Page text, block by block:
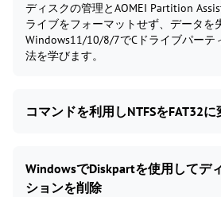
ディスクの管理とAOMEI Partition
ライブをフォーマットせず、データを
Windows11/10/8/7でCドライブパーテ
法を学びます。
コマンドを利用しNTFSをFAT32に
WindowsでDiskpartを使用してデ
ションを削除